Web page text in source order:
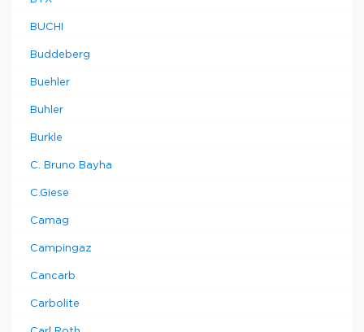
BUCHI
Buddeberg
Buehler
Buhler
Burkle
C. Bruno Bayha
C.Giese
Camag
Campingaz
Cancarb
Carbolite